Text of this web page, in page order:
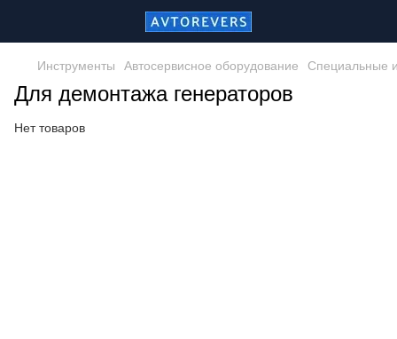
Инструменты Автосервисное оборудование Специальные
Для демонтажа генераторов
Нет товаров